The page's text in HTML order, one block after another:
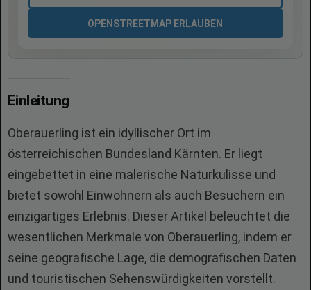
OPENSTREETMAP ERLAUBEN
Einleitung
Oberauerling ist ein idyllischer Ort im
österreichischen Bundesland Kärnten. Er liegt
eingebettet in eine malerische Naturkulisse und
bietet sowohl Einwohnern als auch Besuchern ein
einzigartiges Erlebnis. Dieser Artikel beleuchtet die
wesentlichen Merkmale von Oberauerling, indem er
seine geografische Lage, die demografischen Daten
und touristischen Sehenswürdigkeiten vorstellt.